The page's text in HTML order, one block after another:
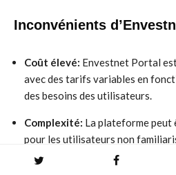
Inconvénients
Coût élevé: Envestnet Portal
avec des tarifs variables en
des besoins des utilisateurs.
Complexité: La plateforme peut
pour les utilisateurs non
gestion de patrimoine.